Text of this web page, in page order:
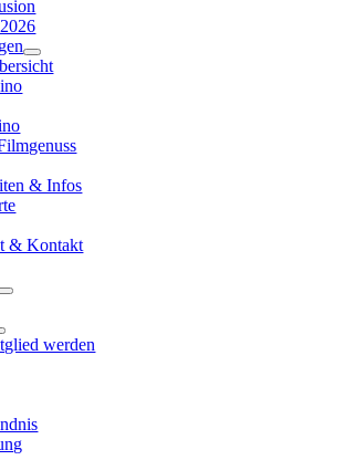
& Infos
& Kontakt
werden